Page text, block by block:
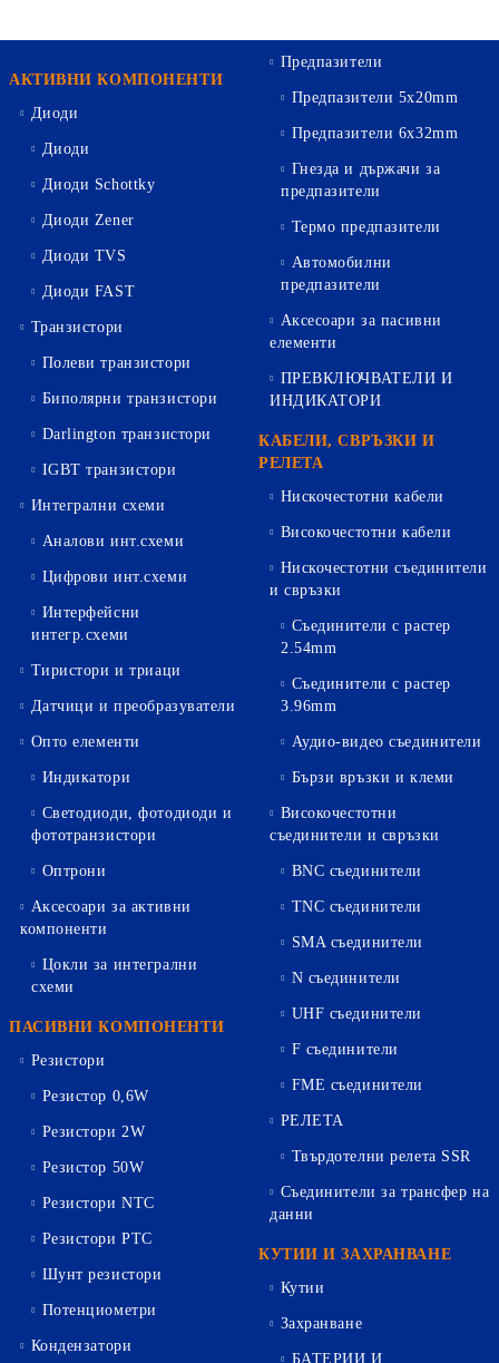
АКТИВНИ КОМПОНЕНТИ
Диоди
Диоди
Диоди Schottky
Диоди Zener
Диоди TVS
Диоди FAST
Транзистори
Полеви транзистори
Биполярни транзистори
Darlington транзистори
IGBT транзистори
Интегрални схеми
Аналови инт.схеми
Цифрови инт.схеми
Интерфейсни
интегр.схеми
Тиристори и триаци
Датчици и преобразуватели
Опто елементи
Индикатори
Светодиоди, фотодиоди и
фототранзистори
Оптрони
Аксесоари за активни
компоненти
Цокли за интегрални
схеми
ПАСИВНИ КОМПОНЕНТИ
Резистори
Резистор 0,6W
Резистори 2W
Резистор 50W
Резистори NTC
Резистори PTC
Шунт резистори
Потенциометри
Кондензатори
Предпазители
Предпазители 5х20mm
Предпазители 6х32mm
Гнезда и държачи за
предпазители
Термо предпазители
Автомобилни
предпазители
Аксесоари за пасивни
елементи
ПРЕВКЛЮЧВАТЕЛИ И
ИНДИКАТОРИ
КАБЕЛИ, СВРЪЗКИ И
РЕЛЕТА
Нискочестотни кабели
Високочестотни кабели
Нискочестотни съединители
и свръзки
Съединители с растер
2.54mm
Съединители с растер
3.96mm
Аудио-видео съединители
Бързи връзки и клеми
Високочестотни
съединители и свръзки
BNC съединители
TNC съединители
SMA съединители
N съединители
UHF съединители
F съединители
FME съединители
РЕЛЕТА
Твърдотелни релета SSR
Съединители за трансфер на
данни
КУТИИ И ЗАХРАНВАНЕ
Кутии
Захранване
БАТЕРИИ И